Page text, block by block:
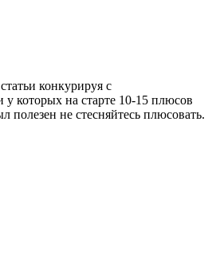
конкурируя с
которых на старте 10-15 плюсов
полезен не стесняйтесь плюсовать.